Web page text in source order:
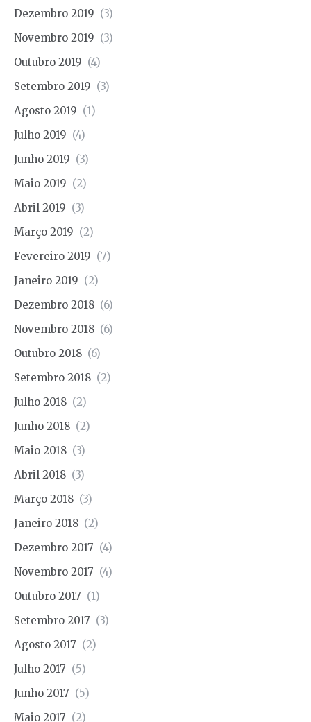
Dezembro 2019 (3)
Novembro 2019 (3)
Outubro 2019 (4)
Setembro 2019 (3)
Agosto 2019 (1)
Julho 2019 (4)
Junho 2019 (3)
Maio 2019 (2)
Abril 2019 (3)
Março 2019 (2)
Fevereiro 2019 (7)
Janeiro 2019 (2)
Dezembro 2018 (6)
Novembro 2018 (6)
Outubro 2018 (6)
Setembro 2018 (2)
Julho 2018 (2)
Junho 2018 (2)
Maio 2018 (3)
Abril 2018 (3)
Março 2018 (3)
Janeiro 2018 (2)
Dezembro 2017 (4)
Novembro 2017 (4)
Outubro 2017 (1)
Setembro 2017 (3)
Agosto 2017 (2)
Julho 2017 (5)
Junho 2017 (5)
Maio 2017 (2)